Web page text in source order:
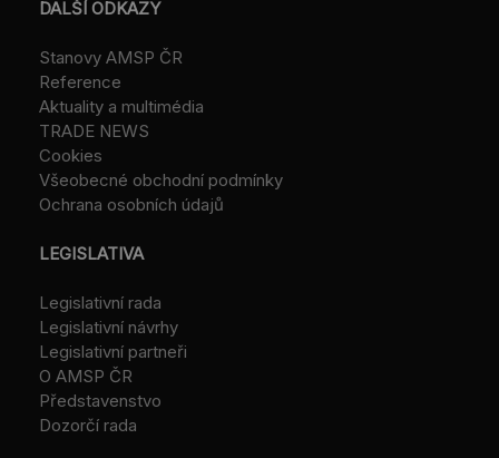
DALŠÍ ODKAZY
Stanovy AMSP ČR
Reference
Aktuality a multimédia
TRADE NEWS
Cookies
Všeobecné obchodní podmínky
Ochrana osobních údajů
LEGISLATIVA
Legislativní rada
Legislativní návrhy
Legislativní partneři
O AMSP ČR
Představenstvo
Dozorčí rada